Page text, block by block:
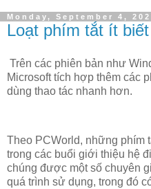
Monday, September 4,
Loạt phím tắt ít
Trên các phiên bản như
Microsoft tích hợp thêm các
dùng thao tác nhanh hơn.
Theo PCWorld, những phím
trong các buổi giới thiệu hệ
chúng được một số chuyên
quá trình sử dụng, trong đó